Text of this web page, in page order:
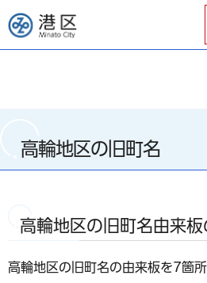
港区
高輪地区の旧町名
高輪地区の旧町名由来
高輪地区の旧町名の由来板を7箇所